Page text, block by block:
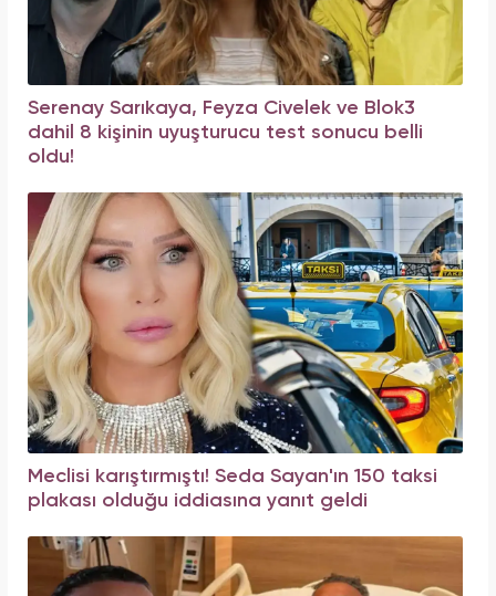
Serenay Sarıkaya, Feyza Civelek ve Blok3
dahil 8 kişinin uyuşturucu test sonucu belli
oldu!
Meclisi karıştırmıştı! Seda Sayan'ın 150 taksi
plakası olduğu iddiasına yanıt geldi